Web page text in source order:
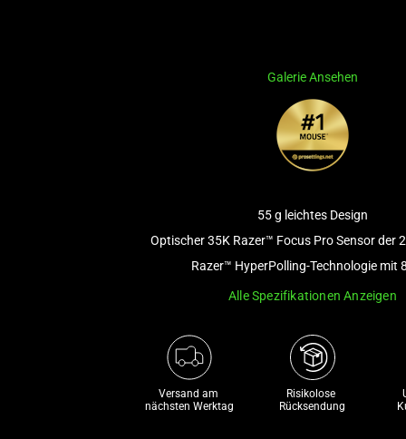
Galerie Ansehen
55 g leichtes Design
Optischer 35K Razer™ Focus Pro Sensor der
Razer™ HyperPolling-Technologie mit
Alle Spezifikationen Anzeigen
Versand am
nächsten Werktag
Risikolose
Rücksendung